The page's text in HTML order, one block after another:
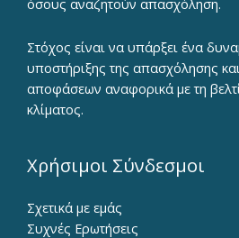
Στόχος είναι να υπάρξει ένα
υποστήριξης της απασχόλησης
αποφάσεων αναφορικά με τη
κλίματος.
Χρήσιμοι Σύνδεσμοι
Σχετικά με εμάς
Συχνές Ερωτήσεις